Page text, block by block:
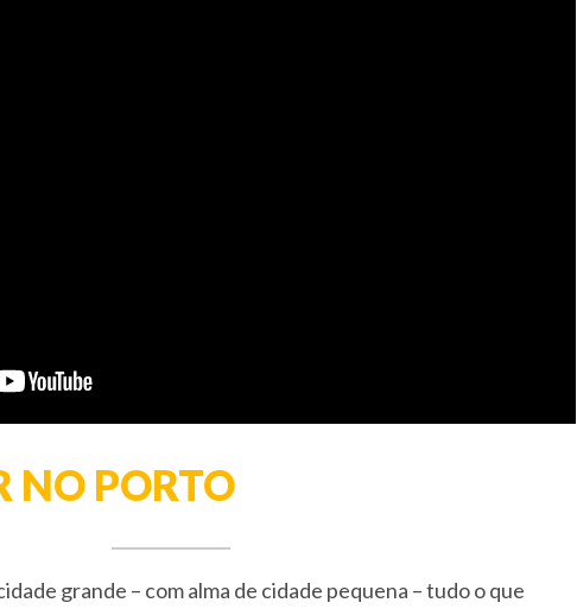
NO PORTO
grande – com alma de cidade pequena – tudo o que